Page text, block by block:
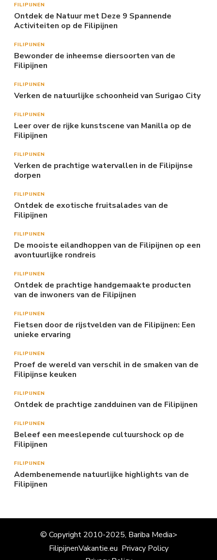
FILIPIJNEN
Ontdek de Natuur met Deze 9 Spannende
Activiteiten op de Filipijnen
FILIPIJNEN
Bewonder de inheemse diersoorten van de
Filipijnen
FILIPIJNEN
Verken de natuurlijke schoonheid van Surigao City
FILIPIJNEN
Leer over de rijke kunstscene van Manilla op de
Filipijnen
FILIPIJNEN
Verken de prachtige watervallen in de Filipijnse
dorpen
FILIPIJNEN
Ontdek de exotische fruitsalades van de
Filipijnen
FILIPIJNEN
De mooiste eilandhoppen van de Filipijnen op een
avontuurlijke rondreis
FILIPIJNEN
Ontdek de prachtige handgemaakte producten
van de inwoners van de Filipijnen
FILIPIJNEN
Fietsen door de rijstvelden van de Filipijnen: Een
unieke ervaring
FILIPIJNEN
Proef de wereld van verschil in de smaken van de
Filipijnse keuken
FILIPIJNEN
Ontdek de prachtige zandduinen van de Filipijnen
FILIPIJNEN
Beleef een meeslepende cultuurshock op de
Filipijnen
FILIPIJNEN
Adembenemende natuurlijke highlights van de
Filipijnen
© Copyright 2010-2025, Bariba Media>
FilipijnenVakantie.eu Privacy Policy